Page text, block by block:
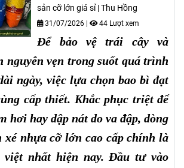
sản cỡ lớn giá sỉ | Thu Hồng
31/07/2026 | 44 Lượt xem
Để bảo vệ trái cây và
nguyên vẹn trong suốt quá trình
ngày, việc lựa chọn bao bì đạt
cấp thiết. Khắc phục triệt để
hơi hay dập nát do va đập, dòng
xé nhựa cỡ lớn cao cấp chính là
việt nhất hiện nay. Đầu tư vào